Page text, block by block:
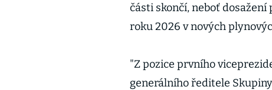
části skončí, neboť
roku 2026 v nových
"Z pozice prvního
generálního ředitele